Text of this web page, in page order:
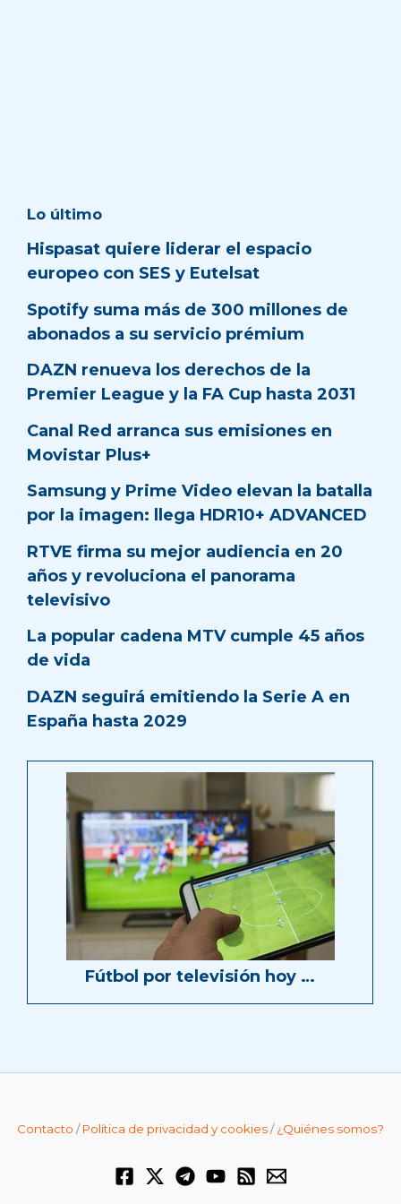
Lo último
Hispasat quiere liderar el espacio
europeo con SES y Eutelsat
Spotify suma más de 300 millones de
abonados a su servicio prémium
DAZN renueva los derechos de la
Premier League y la FA Cup hasta 2031
Canal Red arranca sus emisiones en
Movistar Plus+
Samsung y Prime Video elevan la batalla
por la imagen: llega HDR10+ ADVANCED
RTVE firma su mejor audiencia en 20
años y revoluciona el panorama
televisivo
La popular cadena MTV cumple 45 años
de vida
DAZN seguirá emitiendo la Serie A en
España hasta 2029
Fútbol por televisión hoy …
Contacto /Política de privacidad y cookies/¿Quiénes somos?